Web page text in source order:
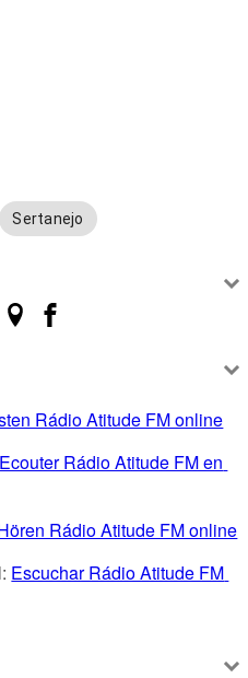
Sertanejo
Rádio Atitude FM online
Ecouter Rádio Atitude FM en
Rádio Atitude FM online
Escuchar Rádio Atitude FM